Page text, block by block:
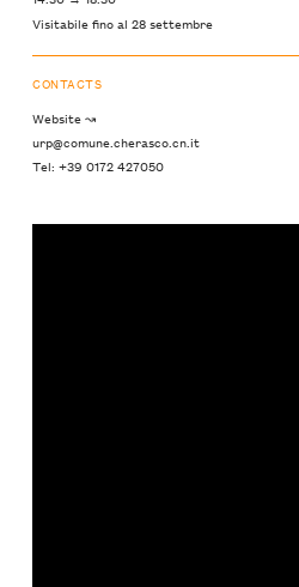
Visitabile fino al 28 settembre
CONTACTS
Website ↝
urp@comune.cherasco.cn.it
Tel: +39 0172 427050